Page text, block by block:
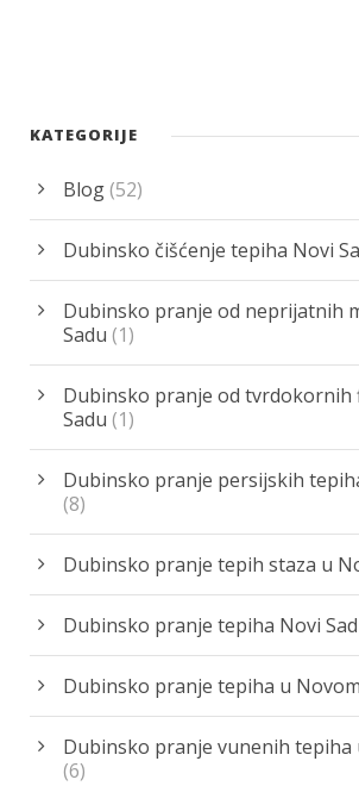
KATEGORIJE
Blog(52)
Dubinsko čišćenje tepiha Novi
Dubinsko pranje od neprijatnih
Sadu (1)
Dubinsko pranje od tvrdokornih
Sadu (1)
Dubinsko pranje persijskih
(8)
Dubinsko pranje tepih staza u
Dubinsko pranje tepiha Novi Sad
Dubinsko pranje tepiha u
Dubinsko pranje vunenih tepiha
(6)